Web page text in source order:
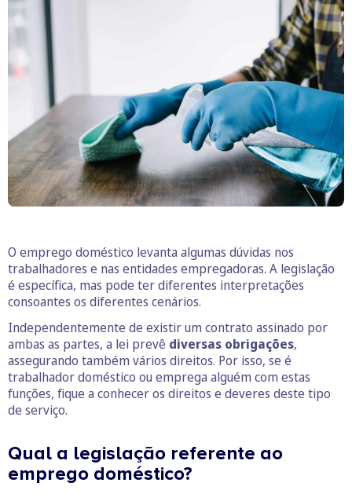
O emprego doméstico levanta algumas dúvidas nos
trabalhadores e nas entidades empregadoras. A legislação
é específica, mas pode ter diferentes interpretações
consoantes os diferentes cenários.
Independentemente de existir um contrato assinado por
ambas as partes, a lei prevê diversas obrigações,
assegurando também vários direitos. Por isso, se é
trabalhador doméstico ou emprega alguém com estas
funções, fique a conhecer os direitos e deveres deste tipo
de serviço.
Qual a legislação referente ao
emprego doméstico?